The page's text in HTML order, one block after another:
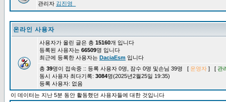
관리자 김진영_
온라인 사용자
사용자가 올린 글은 총 15160개 입니다
등록된 사용자는 66509명 입니다
최근에 등록한 사용자는 DaciaEsm 입니다
총 39명이 접속중 :: 등록 사용자 0명, 잠수 0명 및손님 39명 [ 운영자 ] [ 관
동시 사용자 최다기록: 3084명(2025년2월25일 19:35)
등록 사용자: 없음
이 데이터는 지난 5분 동안 활동했던 사용자들에 대한 것입니다